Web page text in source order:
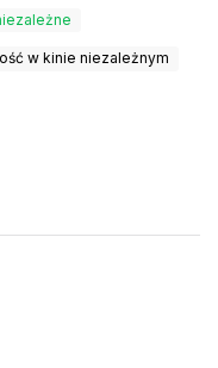
w kinie niezależnym